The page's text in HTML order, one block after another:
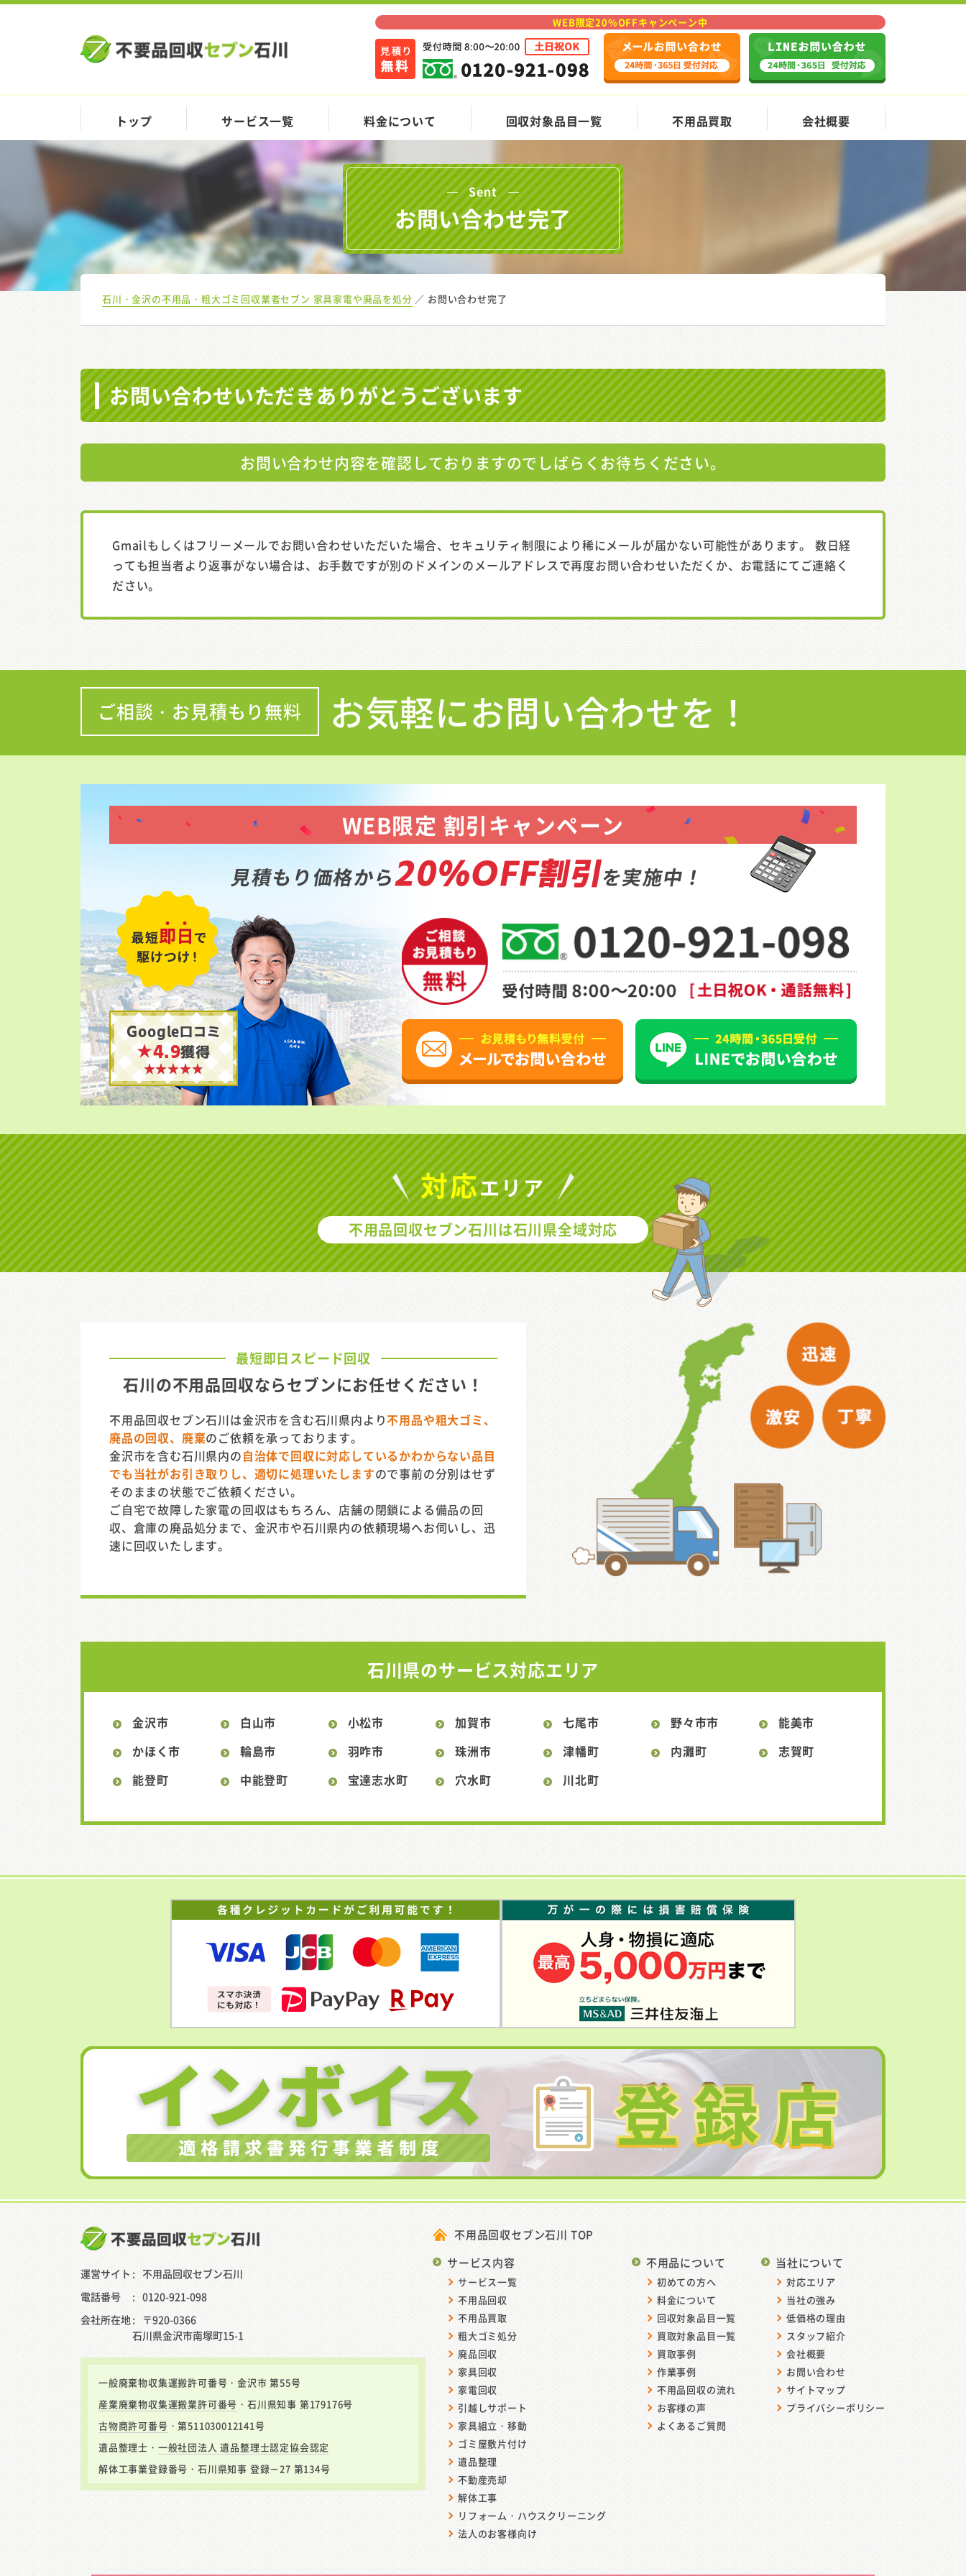
WEB限定20%OFFキャンペーン中
トップ サービス一覧 料金について 回収対象品目一覧 不用品買取 会社概要
Sent
お問い合わせ完了
石川・金沢の不用品・粗大ゴミ回収業者セブン 家具家電や廃品を処分 お問い合わせ完了
お問い合わせいただきありがとうございます
お問い合わせ内容を確認しておりますので しばらくお待ちください。
Gmailもしくはフリーメールでお問い合わせいただいた場合、セキュリティ制限により稀にメールが届かない可能性があります。 数日経
っても担当者より返事がない場合は、お手数ですが別のドメインのメールアドレスで再度お問い合わせいただくか、お電話にてご連絡く
ださい。
ご相談・お見積もり無料 お気軽にお問い合わせを！
Google口コミ
★4.9獲得
WEB限定 割引キャンペーン
見積もり価格から20%OFF割引を実施中！
対応エリア
不用品回収セブン石川は石川県全域対応
最短即日スピード回収
石川の不用品回収ならセブンにお任せください！
不用品回収セブン石川は金沢市を含む石川県内より不用品や粗大ゴミ、
廃品の回収、廃棄のご依頼を承っております。
金沢市を含む石川県内の自治体で回収に対応しているかわからない品目
でも当社がお引き取りし、適切に処理いたしますので事前の分別はせず
そのままの状態でご依頼ください。
ご自宅で故障した家電の回収はもちろん、店舗の閉鎖による備品の回
収、倉庫の廃品処分まで、金沢市や石川県内の依頼現場へお伺いし、迅
速に回収いたします。
石川県のサービス対応エリア
金沢市 白山市 小松市 加賀市 七尾市 野々市市
能美市
かほく市
輪島市 羽咋市 珠洲市 津幡町 内灘町
志賀町
能登町
中能登町 宝達志水町 穴水町 川北町
不用品回収セブン石川 TOP
サービス内容
サービス一覧
不用品回収
不用品買取
粗大ゴミ処分
廃品回収
家具回収
家電回収
引越しサポート
家具組立・移動
ゴミ屋敷片付け
遺品整理
不動産売却
解体工事
リフォーム・ ハウスクリーニング
法人のお客様向け
不用品について
初めての方へ
料金について
回収対象品目一覧
買取対象品目一覧
買取事例
作業事例
不用品回収の流れ
お客様の声
よくあるご質問
当社について
対応エリア
当社の強み
低価格の理由
スタッフ紹介
会社概要
お問い合わせ
サイトマップ
プライバシーポリシー
運営サイト
不用品回収セブン石川
電話番号
0120-921-098
会社所在地
〒920-0366
石川県金沢市南塚町15-1
一般廃棄物収集運搬許可番号・金沢市 第55号
産業廃棄物収集運搬業許可番号 ・石川県知事 第179176号
古物商許可番号 ・第511030012141号
遺品整理士・ 一般社団法人 遺品整理士認定協会認定
解体工事業登録番号・石川県知事 登録－27 第134号